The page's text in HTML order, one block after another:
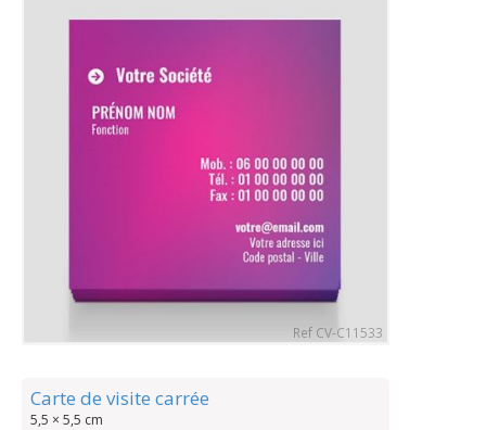
Ref CV-C11533
Carte de visite carrée
5,5 × 5,5 cm